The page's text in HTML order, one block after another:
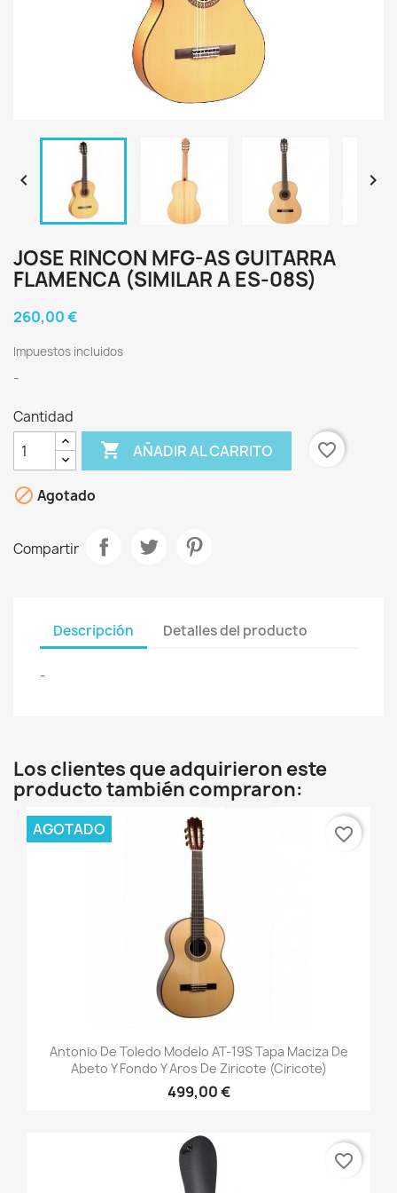
 
JOSE RINCON MFG-AS GUITARRA
FLAMENCA (SIMILAR A ES-08S)
260,00 €
Impuestos incluidos
-
Cantidad
 AÑADIR AL CARRITO favorite_border
 Agotado
Compartir
Descripción Detalles del producto
-
Los clientes que adquirieron este
producto también compraron:
Antonio De Toledo Modelo AT-19S Tapa Maciza De
Abeto Y Fondo Y Aros De Ziricote (Ciricote)
499,00 €
AGOTADO favorite_border
favorite_border